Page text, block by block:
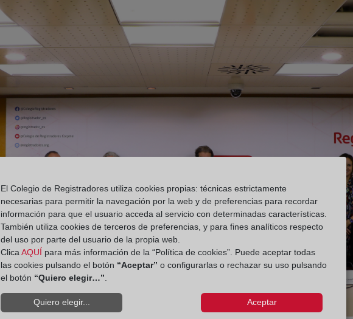
El Colegio de Registradores utiliza cookies propias: técnicas estrictamente
necesarias para permitir la navegación por la web y de preferencias para recordar
información para que el usuario acceda al servicio con determinadas características.
También utiliza cookies de terceros de preferencias, y para fines analíticos respecto
del uso por parte del usuario de la propia web.
Clica AQUÍ para más información de la “Política de cookies”. Puede aceptar todas
las cookies pulsando el botón “Aceptar” o configurarlas o rechazar su uso pulsando
el botón “Quiero elegir…”
Quiero elegir... Aceptar